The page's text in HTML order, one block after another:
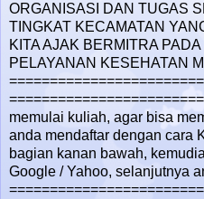
ORGANISASI DAN TUGAS
TINGKAT KECAMATAN
KITA AJAK BERMITRA
PELAYANAN KESEHATAN
memulai kuliah, agar bisa
anda mendaftar dengan cara
bagian kanan bawah,
Google / Yahoo, selanjutnya